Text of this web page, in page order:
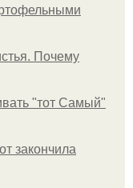
Почему
"тот Самый"
закончила